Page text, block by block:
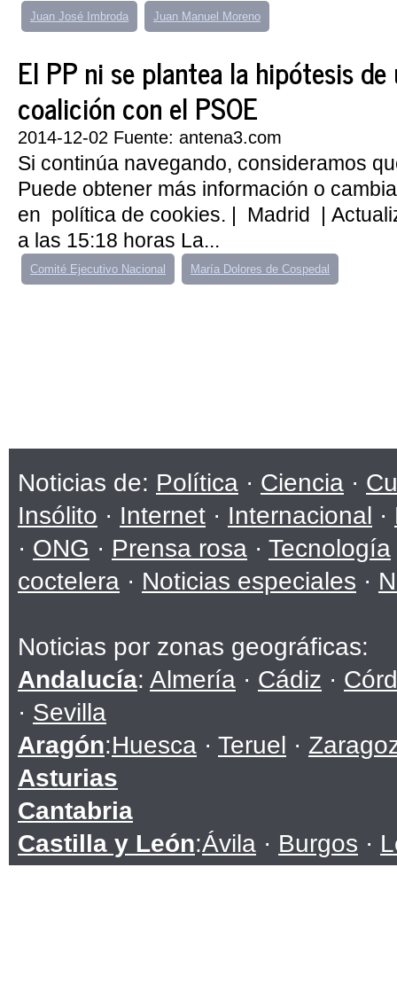
Juan José Imbroda Juan Manuel Moreno
El PP ni se plantea la hipótesis
coalición con el PSOE
2014-12-02 Fuente: antena3.com
Si continúa navegando, consideramos
Puede obtener más información o
en política de cookies. | Madrid |
a las 15:18 horas La...
Comité Ejecutivo Nacional María Dolores de Cospedal
Noticias de: Política · Ciencia ·
Insólito · Internet · Internacional ·
· ONG · Prensa rosa · Tecnología
coctelera · Noticias especiales ·
Noticias por zonas geográficas:
Andalucía: Almería · Cádiz ·
· Sevilla
Aragón:Huesca · Teruel ·
Asturias
Cantabria
Castilla y León:Ávila · Burgos ·